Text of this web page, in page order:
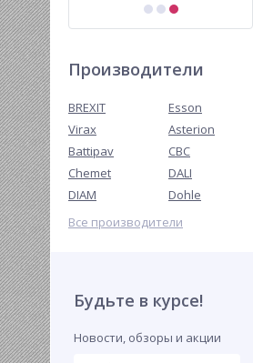
Производители
BREXIT
Esson
Virax
Asterion
Battipav
CBC
Chemet
DALI
DIAM
Dohle
Все производители
Будьте в курсе!
Новости, обзоры и акции